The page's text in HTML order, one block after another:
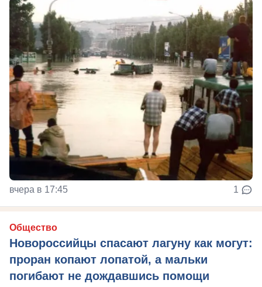
вчера в 17:45 1
Общество
Новороссийцы спасают лагуну как могут:
проран копают лопатой, а мальки
погибают не дождавшись помощи